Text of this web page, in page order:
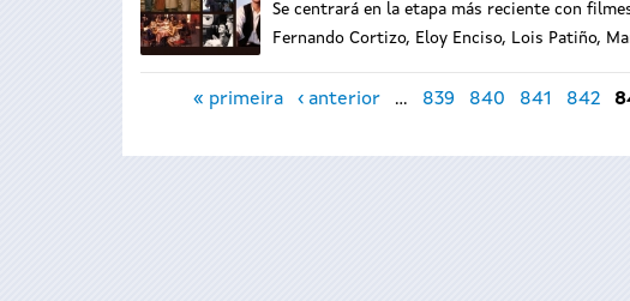
Se centrará en la etapa más reciente con
Fernando Cortizo, Eloy Enciso, Lois Patiño,
Páginas
« primeira ‹ anterior … 839 840 841 842